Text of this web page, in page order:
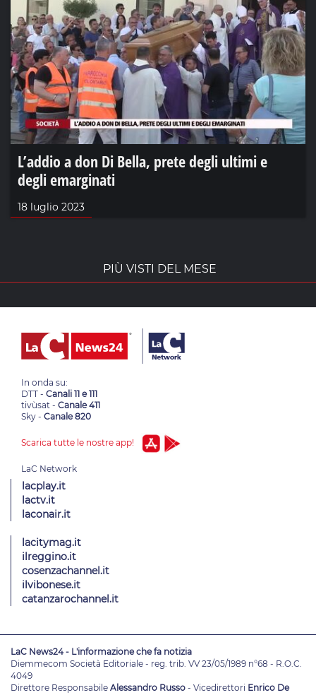
L’addio a don Di Bella, prete degli ultimi e
degli emarginati
18 luglio 2023
PIÙ VISTI DEL MESE
In onda su:
DTT - Canali 11 e 111
tivùsat - Canale 411
Sky - Canale 820
Scarica tutte le nostre app!
lacplay.it
lactv.it
laconair.it
lacitymag.it
ilreggino.it
cosenzachannel.it
ilvibonese.it
catanzarochannel.it
LaC News24 - L'informazione che fa notizia
Diemmecom Società Editoriale - reg. trib. VV 23/05/1989 n°68 - R.O.C.
4049
Direttore Responsabile Alessandro Russo - Vicedirettori Enrico De